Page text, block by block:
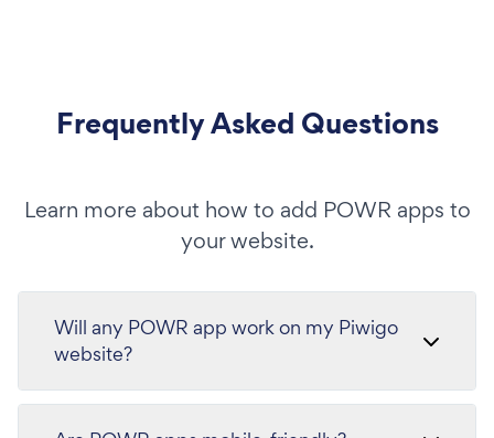
Frequently Asked Questions
Learn more about how to add POWR apps to
your website.
Will any POWR app work on my Piwigo
website?